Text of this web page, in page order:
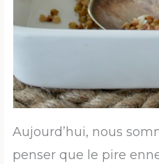
Aujourd’hui, nous
penser que le pire